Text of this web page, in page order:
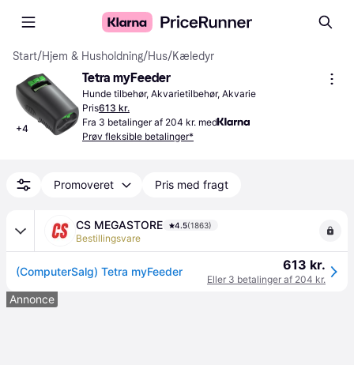
Start/Hjem & Husholdning/Hus/Kæledyr
+4
Tetra myFeeder
Hunde tilbehør, Akvarietilbehør, Akvarie
Pris613 kr.
Fra 3 betalinger af 204 kr. med
Prøv fleksible betalinger*
Promoveret Pris med fragt
CS MEGASTORE 4.5(1863)
Bestillingsvare
(ComputerSalg) Tetra myFeeder 613 kr.
Eller 3 betalinger af 204 kr.
Annonce